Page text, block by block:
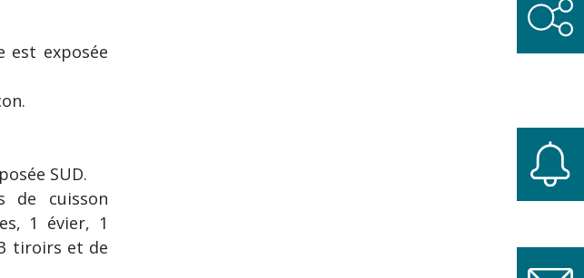
est exposée
SUD.
de cuisson
1 évier, 1
tiroirs et de